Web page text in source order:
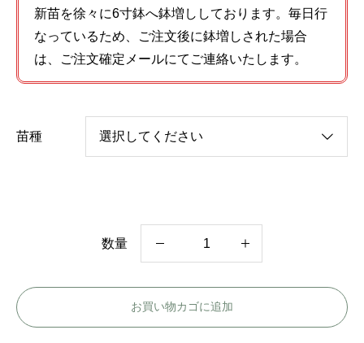
新苗を徐々に6寸鉢へ鉢増ししております。毎日行
なっているため、ご注文後に鉢増しされた場合
は、ご注文確定メールにてご連絡いたします。
苗種
数量
ル
お買い物カゴに追加